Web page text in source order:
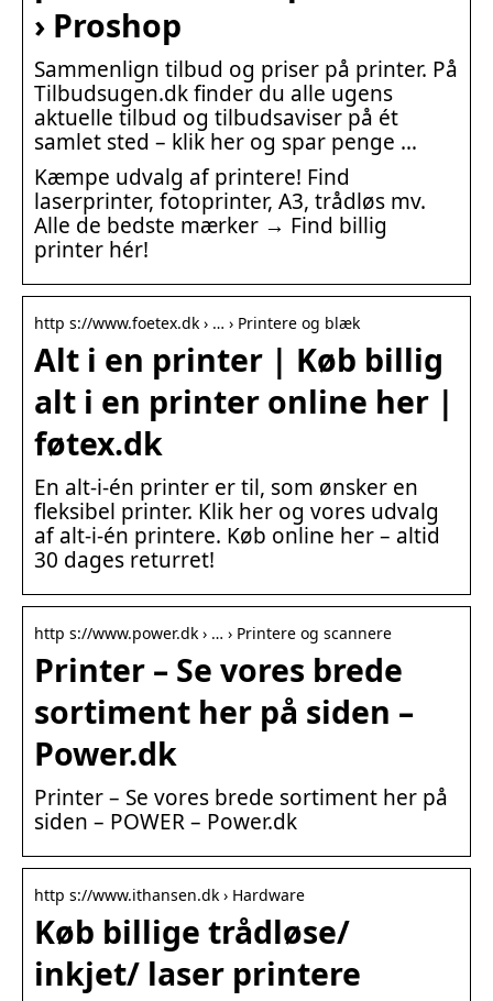
› Proshop
Sammenlign tilbud og priser på printer. På
Tilbudsugen.dk finder du alle ugens
aktuelle tilbud og tilbudsaviser på ét
samlet sted – klik her og spar penge …
Kæmpe udvalg af printere! Find
laserprinter, fotoprinter, A3, trådløs mv.
Alle de bedste mærker → Find billig
printer hér!
http s://www.foetex.dk › … › Printere og blæk
Alt i en printer | Køb billig
alt i en printer online her |
føtex.dk
En alt-i-én printer er til, som ønsker en
fleksibel printer. Klik her og vores udvalg
af alt-i-én printere. Køb online her – altid
30 dages returret!
http s://www.power.dk › … › Printere og scannere
Printer – Se vores brede
sortiment her på siden –
Power.dk
Printer – Se vores brede sortiment her på
siden – POWER – Power.dk
http s://www.ithansen.dk › Hardware
Køb billige trådløse/
inkjet/ laser printere